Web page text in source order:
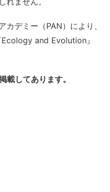
デミー（PAN）により、
and Evolution』
載してあります。